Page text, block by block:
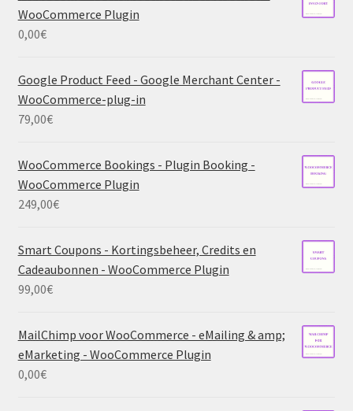
WooCommerce Plugin
0,00€
Google Product Feed - Google Merchant Center -
WooCommerce-plug-in
79,00€
WooCommerce Bookings - Plugin Booking -
WooCommerce Plugin
249,00€
Smart Coupons - Kortingsbeheer, Credits en
Cadeaubonnen - WooCommerce Plugin
99,00€
MailChimp voor WooCommerce - eMailing & amp;
eMarketing - WooCommerce Plugin
0,00€